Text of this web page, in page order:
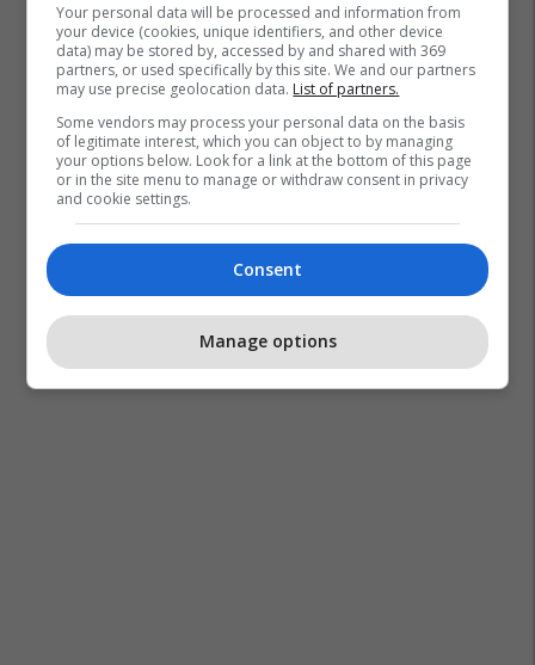
Your personal data will be processed and information from
your device (cookies, unique identifiers, and other device
data) may be stored by, accessed by and shared with 369
partners, or used specifically by this site. We and our partners
may use precise geolocation data. List of partners.
Some vendors may process your personal data on the basis
of legitimate interest, which you can object to by managing
your options below. Look for a link at the bottom of this page
or in the site menu to manage or withdraw consent in privacy
and cookie settings.
Consent
Manage options